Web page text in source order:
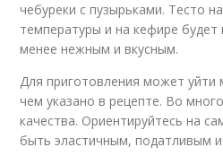
чебуреки с пузырьками. Тесто
температуры и на кефире
менее нежным и вкусным.
Для приготовления может
чем указано в рецепте. Во
качества. Ориентируйтесь на
быть эластичным, податливым